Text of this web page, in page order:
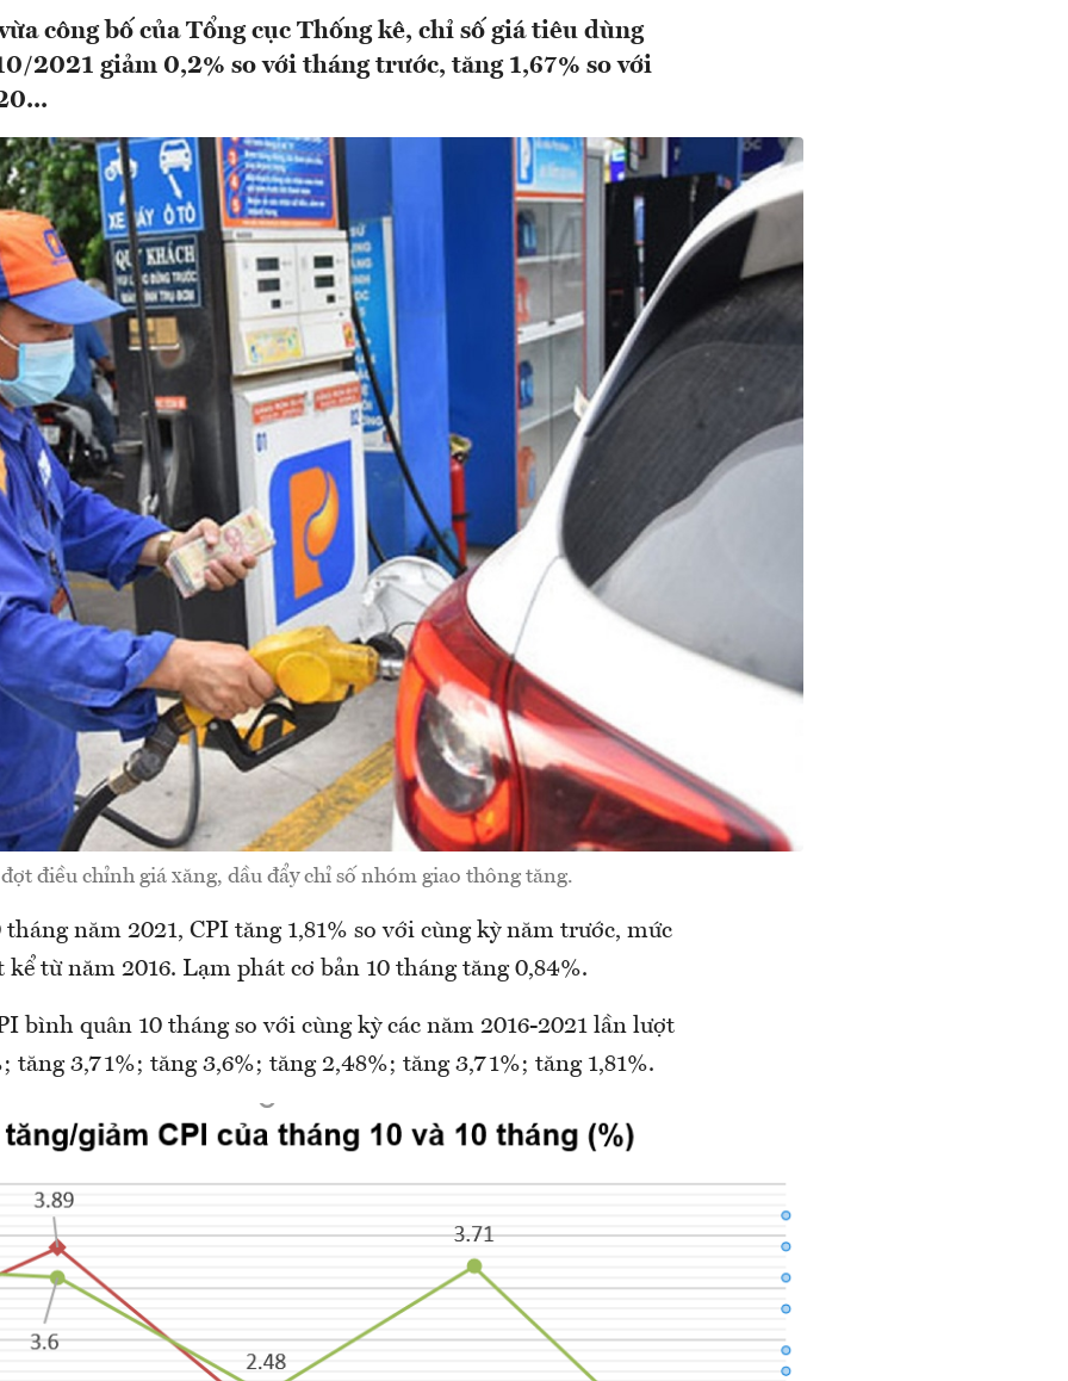
công bố của Tổng cục Thống kê, chỉ số giá tiêu dùng
2021 giảm 0,2% so với tháng trước, tăng 1,67% so với
điều chỉnh giá xăng, dầu đẩy chỉ số nhóm giao thông tăng.
năm 2021, CPI tăng 1,81% so với cùng kỳ năm trước, mức
từ năm 2016. Lạm phát cơ bản 10 tháng tăng 0,84%.
bình quân 10 tháng so với cùng kỳ các năm 2016-2021 lần lượt
tăng 3,71%; tăng 3,6%; tăng 2,48%; tăng 3,71%; tăng 1,81%.